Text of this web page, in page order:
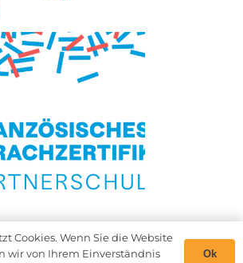
Cookies. Wenn Sie die Website
wir von Ihrem Einverständnis
Ok